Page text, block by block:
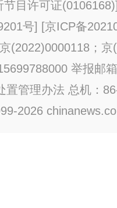
节目许可证(0106168)
号] [京ICP备
(2022)0000118；京
举报邮
置管理办法 总机：
2026